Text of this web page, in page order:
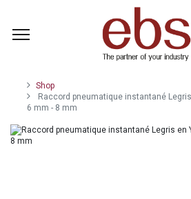
Shop
Raccord pneumatique instantané
6 mm - 8 mm